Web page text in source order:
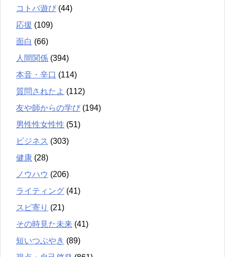
コトバ遊び (44)
応援 (109)
面白 (66)
人間関係 (394)
本音・辛口 (114)
質問されたよ (112)
友や師からの学び (194)
男性性女性性 (51)
ビジネス (303)
健康 (28)
ノウハウ (206)
ライティング (41)
スピ寄り (21)
その時見た未来 (41)
短いつぶやき (89)